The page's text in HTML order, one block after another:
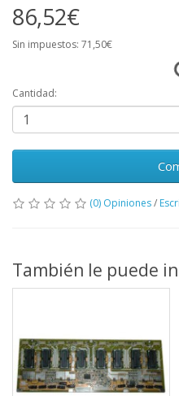
86,52€
Sin impuestos: 71,50€
Cantidad:
(0) Opiniones/
También le puede